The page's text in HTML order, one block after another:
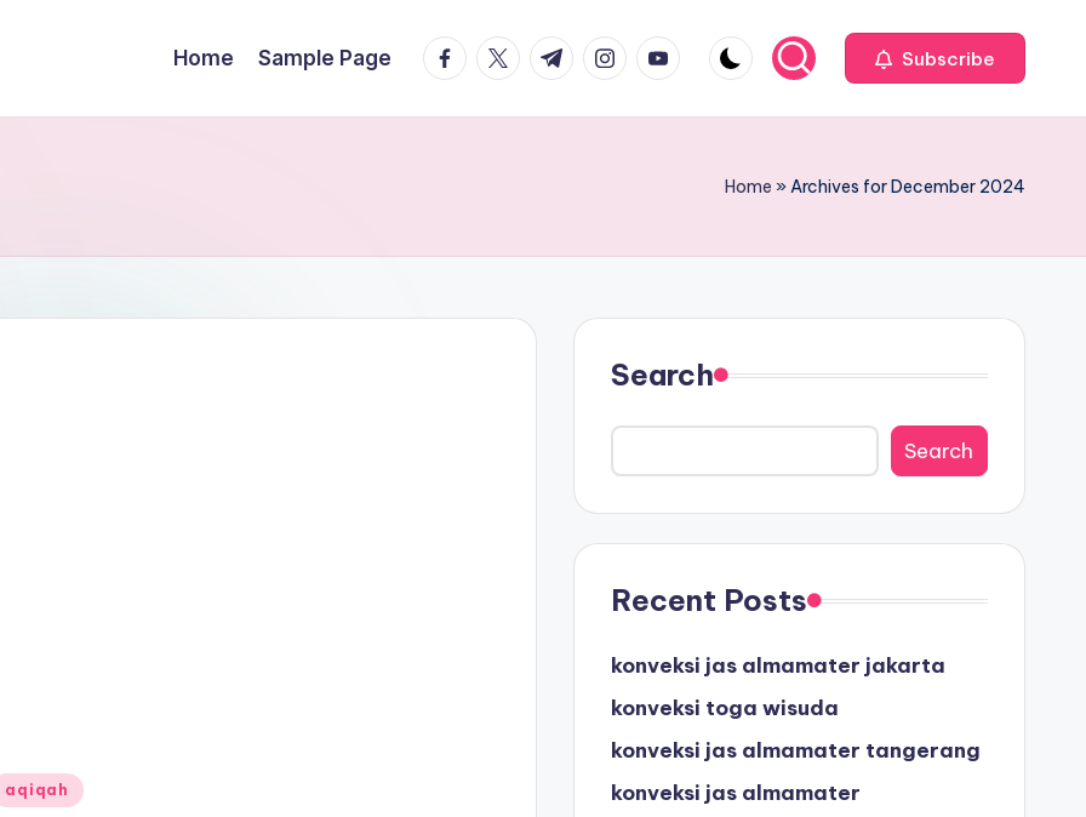
Home Sample Page facebook.com
twitter.com
t.me instagram.com
youtube.com Subscribe
Home »Archives for December 2024
aqiqah
Search
Search
Recent Posts
konveksi jas almamater jakarta
konveksi toga wisuda
konveksi jas almamater tangerang
konveksi jas almamater